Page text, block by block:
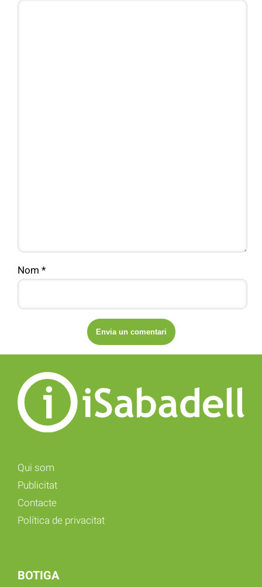
Nom *
Qui som
Publicitat
Contacte
Política de privacitat
BOTIGA